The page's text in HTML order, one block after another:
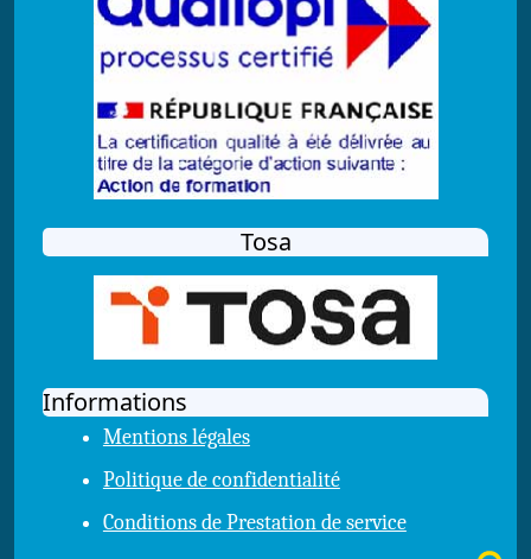
Tosa
Informations
Mentions légales
Politique de confidentialité
Conditions de Prestation de service